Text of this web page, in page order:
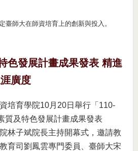
臺師大在師資培育上的創新與投入。
色發展計畫成果發表 精進
廣度
培育學院10月20日舉行「110-
質及特色發展計畫成果發表
林子斌院長主持開幕式，邀請教
育司劉鳳雲專門委員、臺師大宋